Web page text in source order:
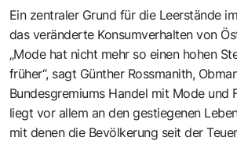
Ein zentraler Grund für die Leerstände
das veränderte Konsumverhalten von
„Mode hat nicht mehr so einen hohen
früher“, sagt Günther Rossmanith,
Bundesgremiums Handel mit Mode und
liegt vor allem an den gestiegenen
mit denen die Bevölkerung seit der